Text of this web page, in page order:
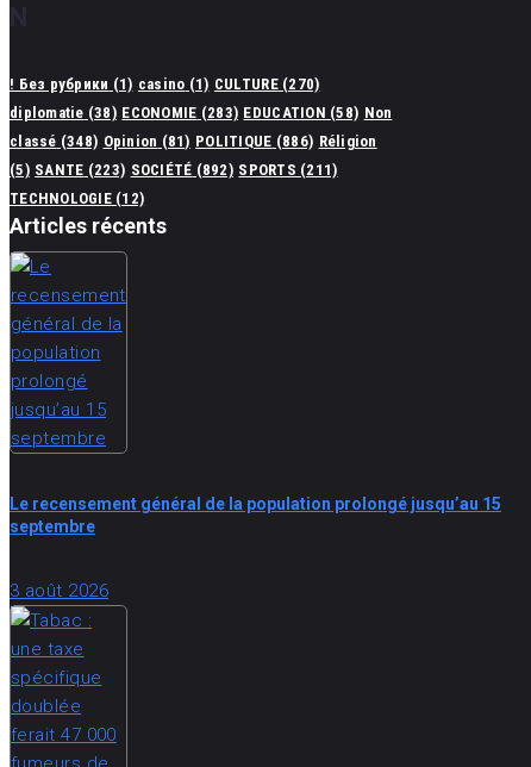
N
! Без рубрики (1) casino (1) CULTURE(270)
diplomatie (38) ECONOMIE (283) EDUCATION (58) Non
classé (348) Opinion (81) POLITIQUE (886) Réligion
(5) SANTE (223) SOCIÉTÉ (892) SPORTS (211)
TECHNOLOGIE(12)
Articles récents
Le recensement général de la population prolongé jusqu’au 15
septembre
3 août 2026